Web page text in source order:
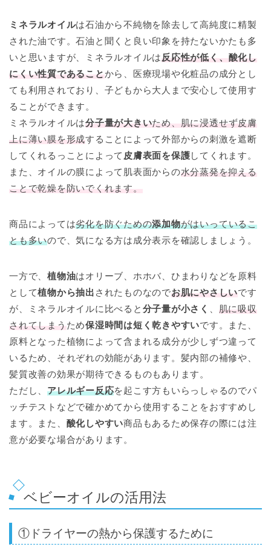
ミネラルオイルは石油から不純物を除去して高純度に精製
された油です。石油と聞くと良い印象を持たないかたも多
いと思いますが、ミネラルオイルは反応性が低く、 酸化し
にくい性質であることから、医療現場や化粧品の成分とし
ても利用されており、子どもから大人まで安心して使用す
ることができます。
ミネラルオイルは分子量が大きいため、肌に浸透せず皮膚
上に薄い膜を形成することによって外部からの刺激を遮断
してくれるっことによって 皮膚表面を保護してくれます。
また、オイルの膜によって肌表面からの水分蒸発を抑える
ことで乾燥を防いでくれます。
商品によっては劣化を防ぐための添加物がはいっているこ
とも多いので、気になる方は成分表示を確認しましょう。
一方で、植物油はオリーブ、ホホバ、ひまわりなどを原料
として植物から抽出 されたものなのでお肌にやさしいです
が、ミネラルオイルに比べると 分子量が小さく
肌に吸収
されてしまう ため保湿時間は短く乾きやすいです。また、
原料となった植物によって含まれる成分が少しずつ違って
いるため、それぞれの効能があります。髪内部の補修や、
髪質改善の効果が期待できるものもあります。
ただし、アレルギー反応を起こす方もいらっしゃるのでパ
ッチテストなどで確かめてから使用することをおすすめし
ます。また、 酸化しやすい商品もあるため保存の際には注
意が必要な場合があります。
ベビーオイルの活用法
①ドライヤーの熱から保護するために